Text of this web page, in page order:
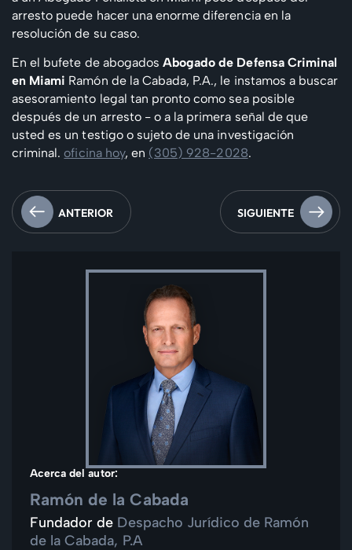
arresto puede hacer una enorme diferencia en la
resolución de su caso.
En el bufete de abogados Abogado de Defensa Criminal
en Miami Ramón de la Cabada, P.A., le instamos a buscar
asesoramiento legal tan pronto como sea posible
después de un arresto - o a la primera señal de que
usted es un testigo o sujeto de una investigación
criminal. oficina hoy, en (305) 928-2028.
ANTERIOR SIGUIENTE
Acerca del autor:
Ramón de la Cabada
Fundador de Despacho Jurídico de Ramón
de la Cabada, P.A